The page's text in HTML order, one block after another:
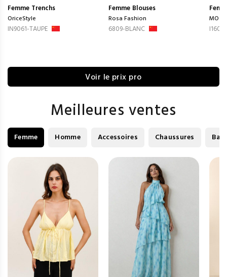
Femme Trenchs
OriceStyle
IN9061-TAUPE
Femme Blouses
Rosa Fashion
6809-BLANC
Voir le prix pro
Meilleures ventes
Femme Homme Accessoires Chaussures